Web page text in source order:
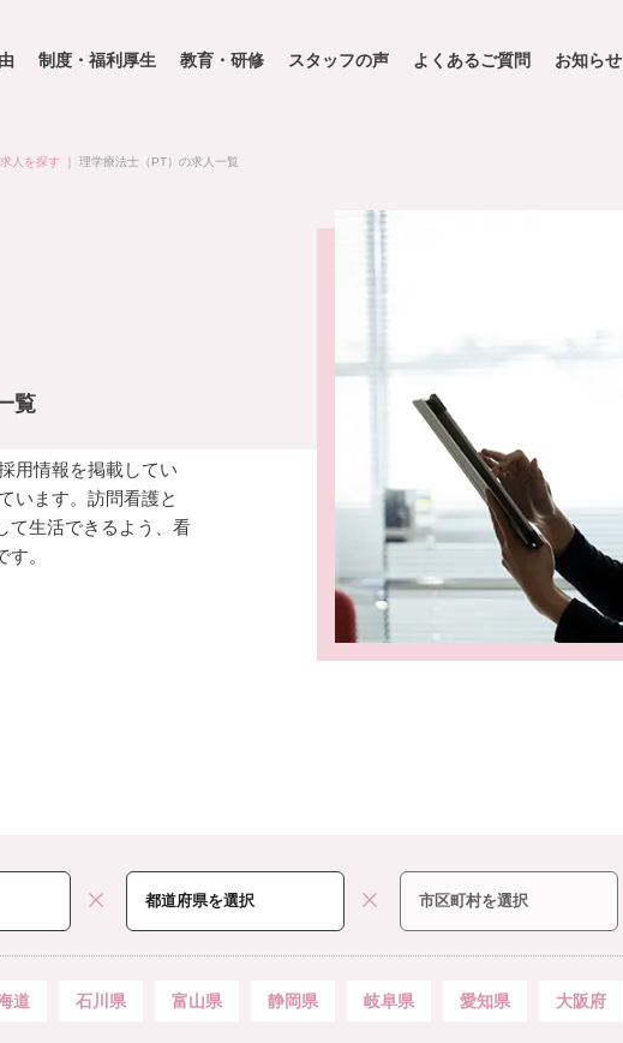
制度・福利厚生 教育・研修 スタッフの声 よくあるご質問 お知らせ
人を探す 理学療法士（PT）の求人一覧
覧
用情報を掲載してい
います。訪問看護と
て生活できるよう、看
。
道 石川県 富山県 静岡県 岐阜県 愛知県 大阪府